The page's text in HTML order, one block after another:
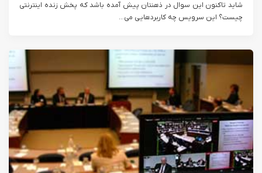
شاید تاکنون این سوال در ذهنتان پیش آمده باشد که پخش زنده اینترنتی
چیست؟ این سرویس چه کاربردهایی می...